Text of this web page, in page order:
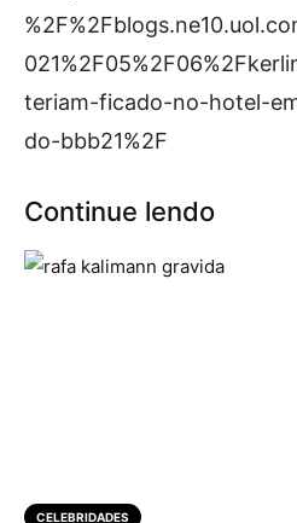
teriam-ficado-no-hotel-
do-bbb21%2F
Continue lendo
CELEBRIDADES